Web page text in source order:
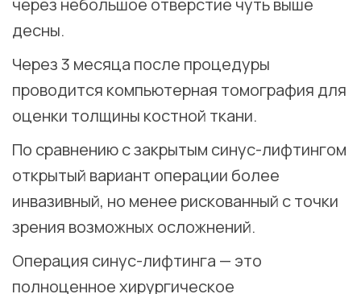
через небольшое отверстие чуть выше
десны. ⠀
Через 3 месяца после процедуры
проводится компьютерная томография для
оценки толщины костной ткани. ⠀
По сравнению с закрытым синус-лифтингом
открытый вариант операции более
инвазивный, но менее рискованный с точки
зрения возможных осложнений. ⠀
Операция синус-лифтинга — это
полноценное хирургическое